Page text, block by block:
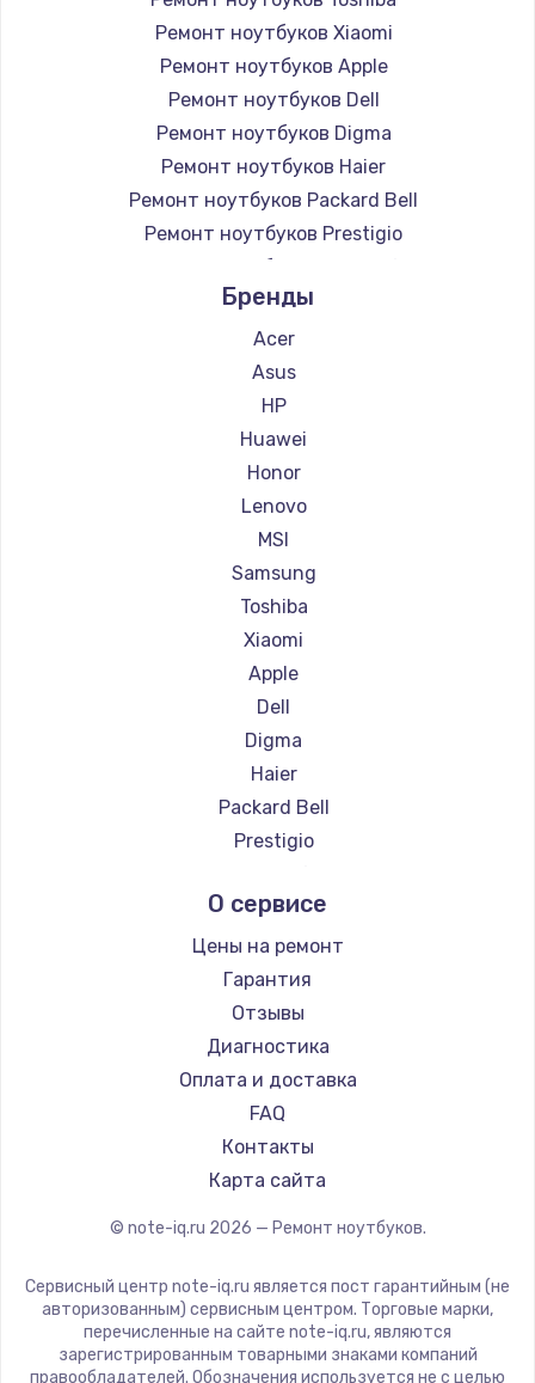
Ремонт ноутбуков Xiaomi
Ремонт ноутбуков Apple
Ремонт ноутбуков Dell
Ремонт ноутбуков Digma
Ремонт ноутбуков Haier
Ремонт ноутбуков Packard Bell
Ремонт ноутбуков Prestigio
Ремонт ноутбуков Microsoft
Ремонт ноутбуков Alienware
Ремонт ноутбуков Aquarius
Ремонт ноутбуков Gigabyte
Ремонт ноутбуков Aorus
Ремонт ноутбуков Maibenben
Ремонт ноутбуков Getac
Ремонт ноутбуков Epson
Ремонт ноутбуков Philips
Ремонт ноутбуков LG
Ремонт ноутбуков Panasonic
Ремонт ноутбуков Irbis
Ремонт ноутбуков Thunderobot
Ремонт ноутбуков Hasee
Ремонт ноутбуков ZTE
Ремонт ноутбуков Hiper
Ремонт ноутбуков Evga
Ремонт ноутбуков Google
Ремонт ноутбуков Ardor
Ремонт ноутбуков Predator
Ремонт ноутбуков iru
Ремонт ноутбуков Machenike
Ремонт ноутбуков Teclast
Ремонт ноутбуков CHUWI
Ремонт ноутбуков Colorful
Бренды
Acer
Asus
HP
Huawei
Honor
Lenovo
MSI
Samsung
Toshiba
Xiaomi
Apple
Dell
Digma
Haier
Packard Bell
Prestigio
Alienware
Aquarius
Gigabyte
Aorus
Maibenben
Getac
Epson
Philips
LG
Thunderobot
Hasee
ZTE
Hiper
О сервисе
Цены на ремонт
Гарантия
Отзывы
Диагностика
Оплата и доставка
FAQ
Контакты
Карта сайта
© note-iq.ru 2026 — Ремонт ноутбуков.
Сервисный центр note-iq.ru является пост гарантийным (не
авторизованным) сервисным центром. Торговые марки,
перечисленные на сайте note-iq.ru, являются
зарегистрированным товарными знаками компаний
правообладателей. Обозначения используется не с целью